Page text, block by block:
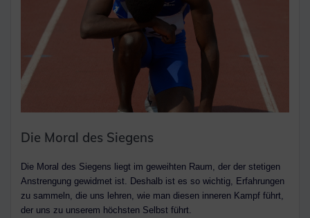
Die Moral des Siegens
Die Moral des Siegens liegt im geweihten Raum, der der stetigen
Anstrengung gewidmet ist. Deshalb ist es so wichtig, Erfahrungen
zu sammeln, die uns lehren, wie man diesen inneren Kampf führt,
der uns zu unserem höchsten Selbst führt.